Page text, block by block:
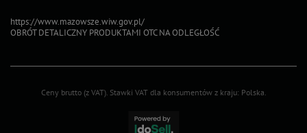
https://www.mazowsze.wiw.gov.pl/
OBRÓT DETALICZNY PRODUKTAMI OTC NA ODLEGŁOŚĆ
Ceny brutto (z VAT). Stawki VAT dla konsumentów z kraju: Polska